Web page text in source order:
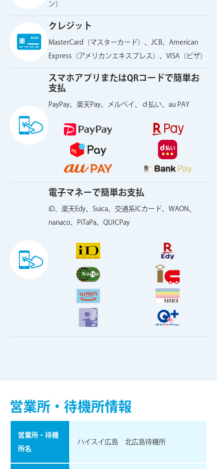
ン）
クレジット
MasterCard（マスターカード）、JCB、American
Express（アメリカンエキスプレス）、VISA（ビザ）
スマホアプリまたはQRコードで簡単お
支払
PayPay、楽天Pay、メルペイ、ｄ払い、au PAY
電子マネーで簡単お支払
iD、楽天Edy、Suica、交通系ICカード、WAON、
nanaco、PiTaPa、QUICPay
営業所・待機所情報
営業所・待機
所名
ハイスイ広島 北広島待機所